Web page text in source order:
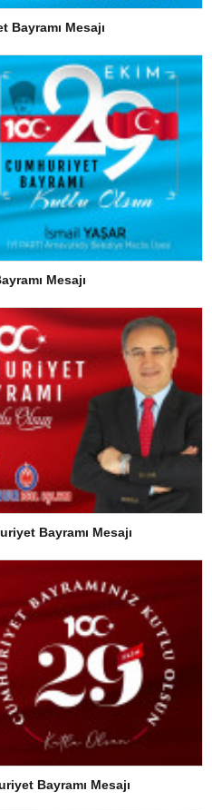
Bayramı Mesajı
Mesajı
Bayramı Mesajı
Bayramı Mesajı